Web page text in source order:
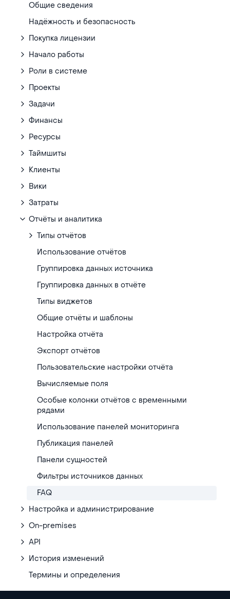
Общие сведения
Надёжность и безопасность
Покупка лицензии
Начало работы
Роли в системе
Проекты
Задачи
Финансы
Ресурсы
Таймшиты
Клиенты
Вики
Затраты
Отчёты и аналитика
Типы отчётов
Использование отчётов
Группировка данных источника
Группировка данных в отчёте
Типы виджетов
Общие отчёты и шаблоны
Настройка отчёта
Экспорт отчётов
Пользовательские настройки отчёта
Вычисляемые поля
Особые колонки отчётов с временными
рядами
Использование панелей мониторинга
Публикация панелей
Панели сущностей
Фильтры источников данных
FAQ
Настройка и администрирование
On-premises
API
История изменений
Термины и определения